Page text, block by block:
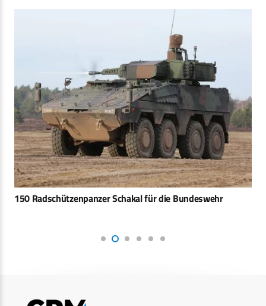
150 Radschützenpanzer Schakal für die Bundeswehr